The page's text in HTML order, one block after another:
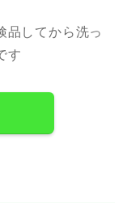
品してから洗っ
す